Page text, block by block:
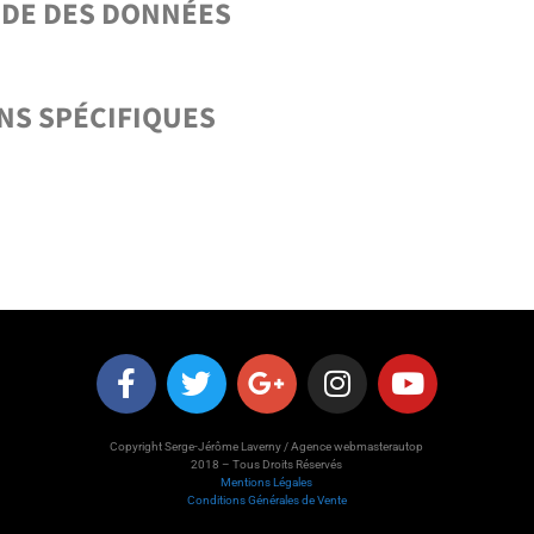
DES DONNÉES
SPÉCIFIQUES
Copyright Serge-Jérôme Laverny / Agence webmasterautop
2018 – Tous Droits Réservés
Mentions Légales
Conditions Générales de Vente